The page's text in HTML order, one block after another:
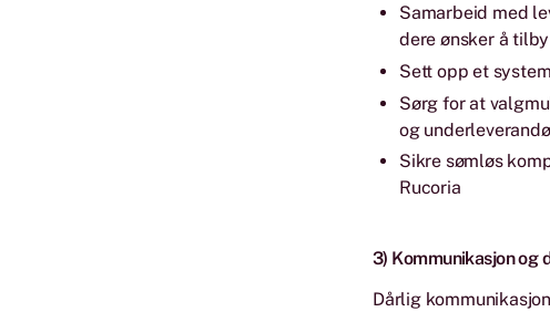
Samarbeid med
dere ønsker å tilby
Sett opp et
Sørg for at
og
Sikre sømløs
Rucoria
3) Kommunikasjon og
Dårlig